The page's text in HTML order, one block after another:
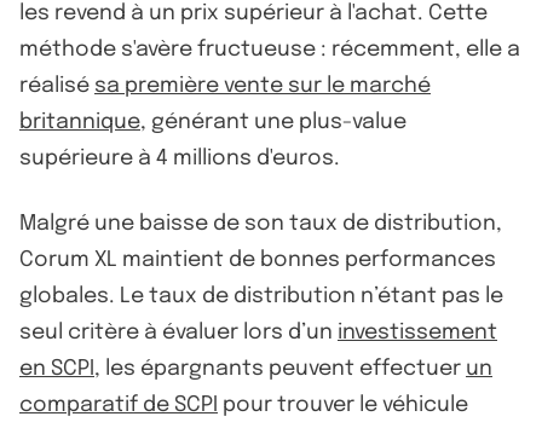
les revend à un prix supérieur à l'achat. Cette
méthode s'avère fructueuse : récemment, elle a
réalisé sa première vente sur le marché
britannique, générant une plus-value
supérieure à 4 millions d'euros.
Malgré une baisse de son taux de distribution,
Corum XL maintient de bonnes performances
globales. Le taux de distribution n’étant pas le
seul critère à évaluer lors d’un investissement
en SCPI , les épargnants peuvent effectuer un
comparatif de SCPI pour trouver le véhicule